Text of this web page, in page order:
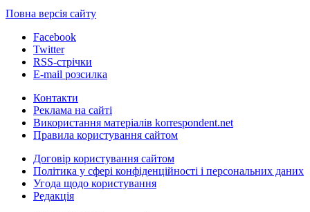
Повна версія сайту
Facebook
Twitter
RSS-стрічки
E-mail розсилка
Контакти
Реклама на сайті
Використання матеріалів korrespondent.net
Правила користування сайтом
Договір користування сайтом
Політика у сфері конфіденційності і персональних даних
Угода щодо користування
Редакція